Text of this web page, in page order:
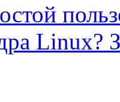
Linux?